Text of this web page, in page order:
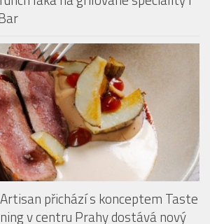
na pražské Kampě:
láká na grilované speciality i